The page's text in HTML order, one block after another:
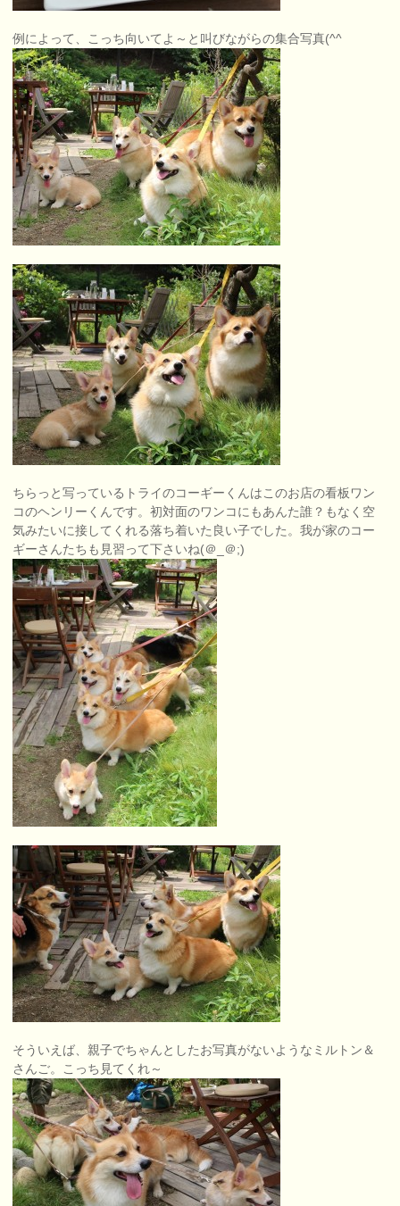
例によって、こっち向いてよ～と叫びながらの集合写真(^^ゞ
ちらっと写っているトライのコーギーくんはこのお店の看板ワン
コのヘンリーくんです。初対面のワンコにもあんた誰？もなく空
気みたいに接してくれる落ち着いた良い子でした。我が家のコー
ギーさんたちも見習って下さいね(＠_＠;)
そういえば、親子でちゃんとしたお写真がないようなミルトン＆
さんご。こっち見てくれ～